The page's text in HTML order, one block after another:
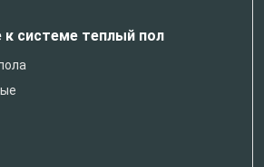
системе теплый пол